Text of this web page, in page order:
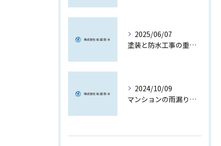
2025/06/07
塗装と防水工事の重要性
2024/10/09
マンションの雨漏り防止対策と選び方